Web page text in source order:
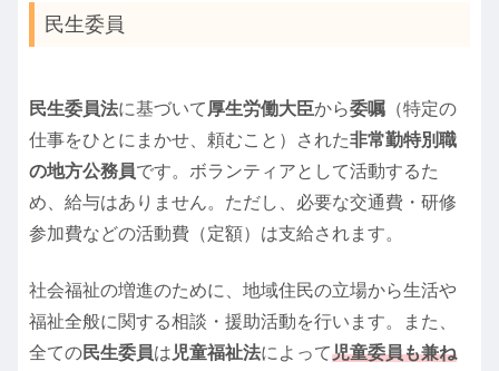
民生委員
民生委員法に基づいて 厚生労働大臣から委嘱 （特定の
仕事をひとにまかせ、頼むこと）された非常勤特別職
の地方公務員です。ボランティアとして活動するた
め、給与はありません。ただし、必要な交通費・研修
参加費などの活動費（定額）は支給されます。
社会福祉の増進のために、地域住民の立場から生活や
福祉全般に関する相談・援助活動を行います。また、
全ての民生委員は 児童福祉法によって児童委員も兼ね